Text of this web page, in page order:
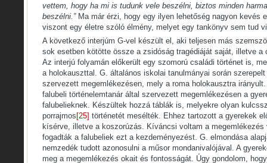
vettem, hogy ha mi is tudunk vele beszélni, biztos minden
beszélni.” Ma már érzi, hogy egy ilyen lehetőség nagyon kevés
viszont egy életre szóló élmény, melyet egy tankönyv sem tud
A következő interjúm G-vel készült el, aki teljesen más
sok esetben kötötte össze a zsidóság tragédiáját saját, illetve a
Az interjú folyamán előkerült egy szomorú családi történet is,
a holokauszttal. G. általános iskolai tanulmányai során
szervezett megemlékezésen, mely a roma holokausztra
falubeli történelemtanár által szervezett megemlékezésen a
falubelieknek. Készültek hozzá táblák is, melyekre olyan
porrajmos [25] történetét mesélték. Ehhez tartozott a gyerekek
kísérve, illetve a koszorúzás. Kíváncsi voltam a megemlékezés
fogadták a falubeliek ezt a kezdeményezést. G. elmondása
nemzedék tudott azonosulni a műsor mondanivalójával. A
meg a megemlékezés okait és fontosságát. Úgy gondolom,